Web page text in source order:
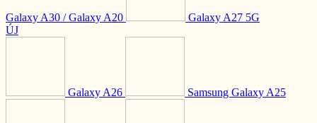
Galaxy A30 / Galaxy A20
Galaxy A27 5G
ÚJ
Galaxy A26 Samsung Galaxy A25